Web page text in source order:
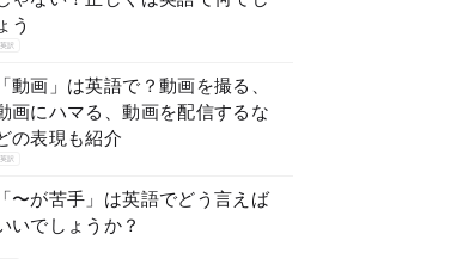
う
英訳
「動画」は英語で？動画を撮る、
画にハマる、動画を配信するな
の表現も紹介
英訳
「〜が苦手」は英語でどう言えば
いでしょうか？